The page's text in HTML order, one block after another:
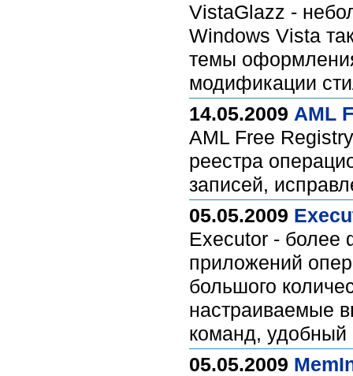
VistaGlazz -
Windows Vista
темы
модификации
14.05.2009 AML
AML Free
реестра
записей,
05.05.2009
Executor - более
приложений
большого
настраиваемые
команд, удобный
05.05.2009